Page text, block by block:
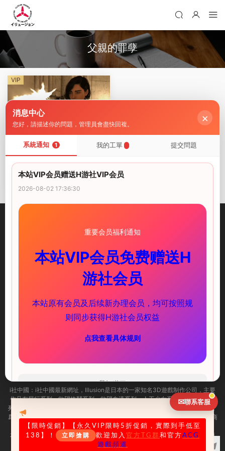
父親的罪孽
APK直裝· PC遊戲
【歐美SLG/漢化/動态】父親
的罪孽Ch.52 AI版【PC+安
卓/7.21G/更新】A Father’s S
ins [Ch.52]
VIP
illusion中國-I社中國官方網站
服務支持
新手必讀
下載教程
ACG頻道
i社中國： i社中國最新網址， Illusion是日本的一家知名3D遊戲制作公司，主要
作品有尾行系列、欲望格鬥系列、欲望血液系列、人工少女系列及性感沙灘系
列等。i社作爲PC界最出名的成人遊戲制作商，很多玩家可能已經耳熟能詳了，
爲了幫助大家更加迅速的找到自己需求的遊戲，illusion中國官方 illusion遊戲商
城今天正式上線了，一起來看看吧！
友情提示：适量遊戲有益身心健康，請勿長時間沉迷遊戲，注意保護視力并預
防近視，保重身體！
【限時促銷 】【永久VIP限時5折促銷，實際到手低至
138】！
立即搶購 歡迎加入 官方TG群 和官方ACG
遊戲頻道
✉聯系客服
消息中心
您好，請描述你的問題，管理員會盡快回複。 ×
系統通知 1 我的工單 提交問題
本站VIP会员赠送H游社VIP会员
2026-08-02 17:36:30
重要会员福利通知
本站VIP会员免费赠送H
游社会员
本站原有会员及后续新办理会员，均可按照规
则同步获得H游社会员权益
点我查看具体规则
我知道了